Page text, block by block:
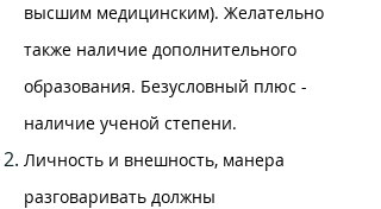
высшим медицинским). Желательно
также наличие дополнительного
образования. Безусловный плюс -
наличие ученой степени.
Личность и внешность, манера
разговаривать должны